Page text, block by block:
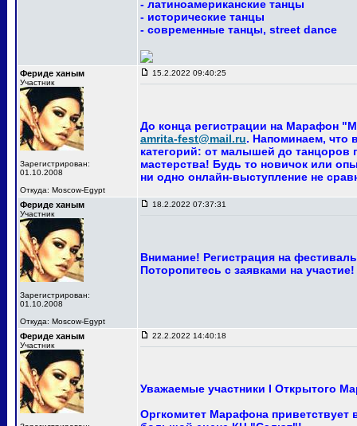
- латиноамериканские танцы
- исторические танцы
- современные танцы, street dance
Фериде ханым
Участник
Зарегистрирован:
01.10.2008
Откуда: Moscow-Egypt
15.2.2022 09:40:25
До конца регистрации на Марафон
amrita-fest@mail.ru. Напоминаем, что
категорий: от малышей до танцоров
мастерства! Будь то новичок или
ни одно онлайн-выступление не
Фериде ханым
Участник
Зарегистрирован:
01.10.2008
Откуда: Moscow-Egypt
18.2.2022 07:37:31
Внимание! Регистрация на
Поторопитесь с заявками на участие!
Фериде ханым
Участник
22.2.2022 14:40:18
Уважаемые участники I Открытого
Оргкомитет Марафона приветствует